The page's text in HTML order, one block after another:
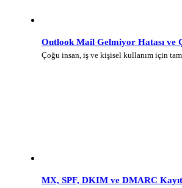
Outlook Mail Gelmiyor Hatası ve
Çoğu insan, iş ve kişisel kullanım için
MX, SPF, DKIM ve DMARC